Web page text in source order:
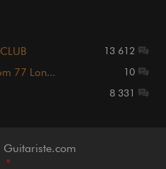
13 612
77 Lon... 10
8 331
•